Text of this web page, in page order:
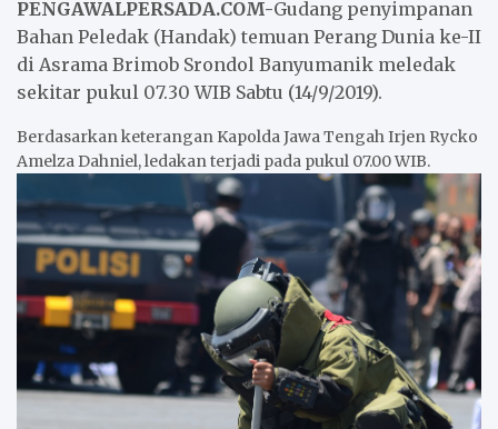
PENGAWALPERSADA.COM-Gudang penyimpanan
Bahan Peledak (Handak) temuan Perang Dunia ke-II
di Asrama Brimob Srondol Banyumanik meledak
sekitar pukul 07.30 WIB Sabtu (14/9/2019).
Berdasarkan keterangan Kapolda Jawa Tengah Irjen Rycko
Amelza Dahniel, ledakan terjadi pada pukul 07.00 WIB.